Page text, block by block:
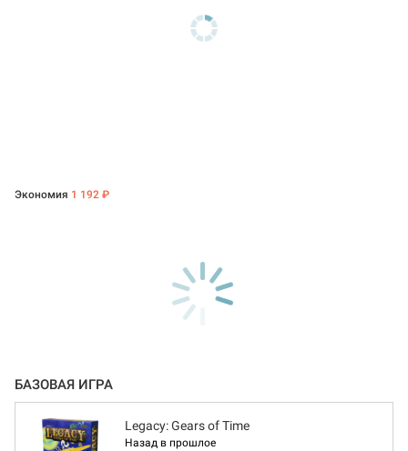
Экономия 1 192 ₽
БАЗОВАЯ ИГРА
Legacy: Gears of Time
Назад в прошлое